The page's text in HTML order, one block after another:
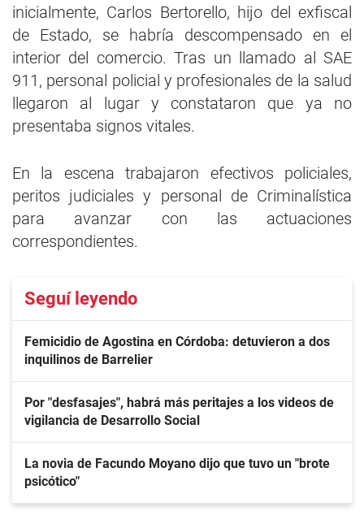
inicialmente, Carlos Bertorello, hijo del exfiscal
de Estado, se habría descompensado en el
interior del comercio. Tras un llamado al SAE
911, personal policial y profesionales de la salud
llegaron al lugar y constataron que ya no
presentaba signos vitales.
En la escena trabajaron efectivos policiales,
peritos judiciales y personal de Criminalística
para avanzar con las actuaciones
correspondientes.
Seguí leyendo
Femicidio de Agostina en Córdoba: detuvieron a dos
inquilinos de Barrelier
Por "desfasajes", habrá más peritajes a los videos de
vigilancia de Desarrollo Social
La novia de Facundo Moyano dijo que tuvo un "brote
psicótico"